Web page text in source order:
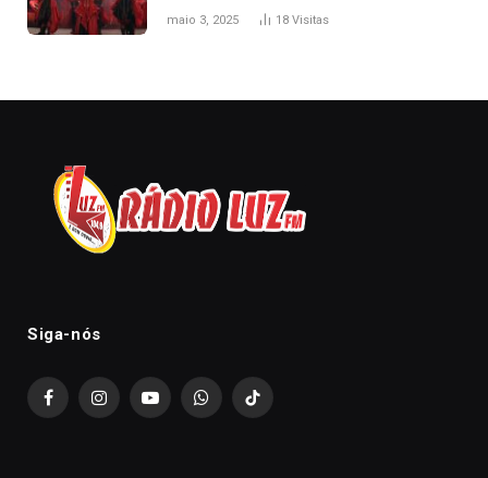
onde assistir
maio 3, 2025 18 Visitas
Siga-nós
FacebookInstagramYouTubeWhatsAppTikTok